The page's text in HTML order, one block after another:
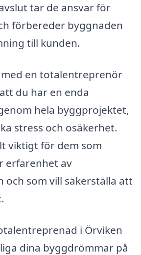
tar de ansvar för
förbereder byggnaden
till kunden.
en totalentreprenör
du har en enda
hela byggprojektet,
stress och osäkerhet.
viktigt för dem som
erfarenhet av
och som vill säkerställa att
i Örviken
dina byggdrömmar på